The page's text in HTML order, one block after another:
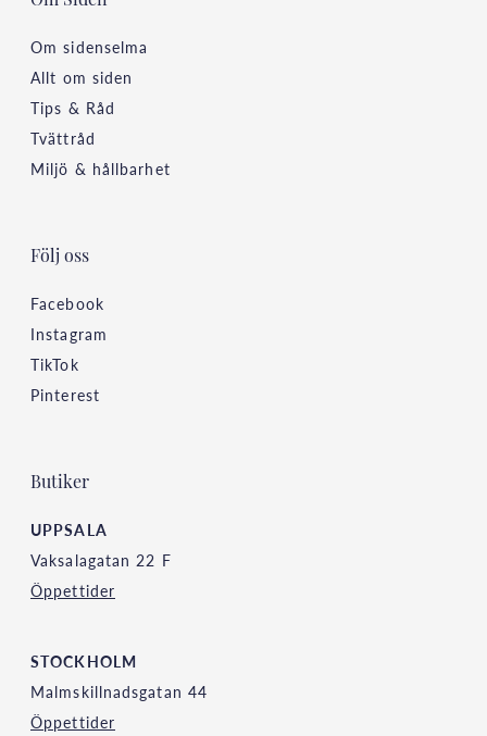
Om sidenselma
Allt om siden
Tips & Råd
Tvättråd
Miljö & hållbarhet
Följ oss
Facebook
Instagram
TikTok
Pinterest
Butiker
UPPSALA
Vaksalagatan 22 F
Öppettider
STOCKHOLM
Malmskillnadsgatan 44
Öppettider